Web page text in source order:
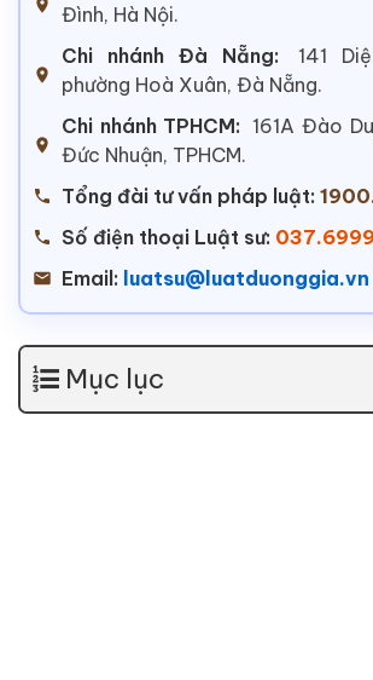
Đình, Hà Nội.
Chi nhánh Đà Nẵng:
141
phường Hoà Xuân, Đà Nẵng.
Chi nhánh TPHCM: 161A Đào
Đức Nhuận, TPHCM.
Tổng đài tư vấn pháp luật:
Số điện thoại Luật sư:
Email: luatsu@luatduonggia.vn
Mục lục